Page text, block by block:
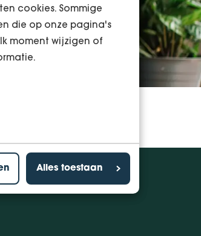
cookies. Sommige
die op onze pagina's
moment wijzigen of
Alles toestaan